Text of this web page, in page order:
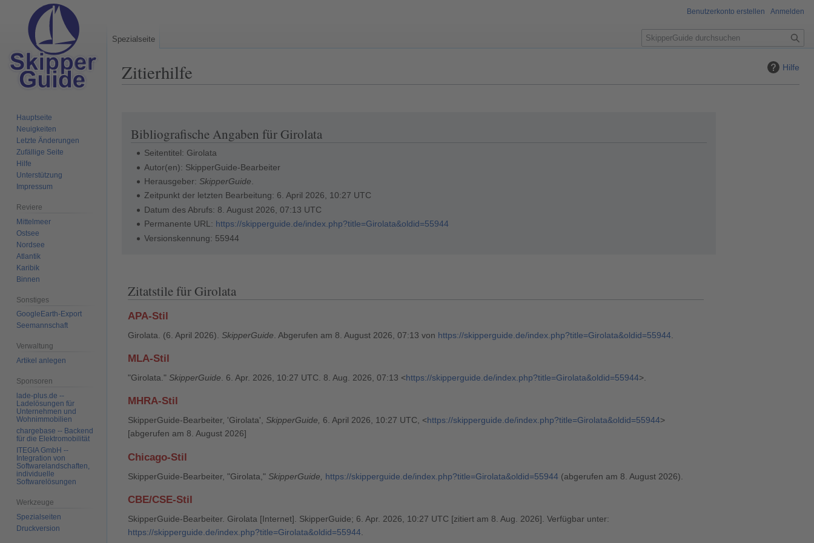
Hilfe
Zitierhilfe
Navigation
Suche
Bibliografische Angaben für Girolata
Seitentitel: Girolata
Autor(en): SkipperGuide-Bearbeiter
Herausgeber: SkipperGuide
Zeitpunkt der letzten Bearbeitung: 6. April 2026, 10:27 UTC
Datum des Abrufs: 8. August 2026, 07:13 UTC
Permanente URL: https://skipperguide.de/index.php?title=Girolata&oldid=55944
Versionskennung: 55944
Zitatstile für Girolata
APA-Stil
Girolata. (6. April 2026). SkipperGuide . Abgerufen am 8. August 2026, 07:13 von https://skipperguide.de/index.php?title=Girolata&oldid=55944
MLA-Stil
"Girolata." SkipperGuide . 6. Apr. 2026, 10:27 UTC. 8. Aug. 2026, 07:13 <https://skipperguide.de/index.php?title=Girolata&oldid=55944>.
MHRA-Stil
SkipperGuide-Bearbeiter, 'Girolata', SkipperGuide, 6. April 2026, 10:27 UTC, <https://skipperguide.de/index.php?title=Girolata&oldid=55944>
[abgerufen am 8. August 2026]
Chicago-Stil
SkipperGuide-Bearbeiter, "Girolata," SkipperGuide, https://skipperguide.de/index.php?title=Girolata&oldid=55944 (abgerufen am 8. August 2026).
CBE/CSE-Stil
SkipperGuide-Bearbeiter. Girolata [Internet]. SkipperGuide; 6. Apr. 2026, 10:27 UTC [zitiert am 8. Aug. 2026]. Verfügbar unter:
https://skipperguide.de/index.php?title=Girolata&oldid=55944
Benutzerkonto erstellen Anmelden
Spezialseite
S
u
e
Hauptseite
Neuigkeiten
Letzte Änderungen
Zufällige Seite
Hilfe
Unterstützung
Impressum
Reviere
Mittelmeer
Ostsee
Nordsee
Atlantik
Karibik
Binnen
Sonstiges
GoogleEarth-Export
Seemannschaft
Verwaltung
Artikel anlegen
Sponsoren
lade-plus.de --
Ladelösungen für
Unternehmen und
Wohnimmobilien
chargebase -- Backend
für die Elektromobilität
ITEGIA GmbH --
Integration von
Softwarelandschaften,
individuelle
Softwarelösungen
Werkzeuge
Spezialseiten
Druckversion